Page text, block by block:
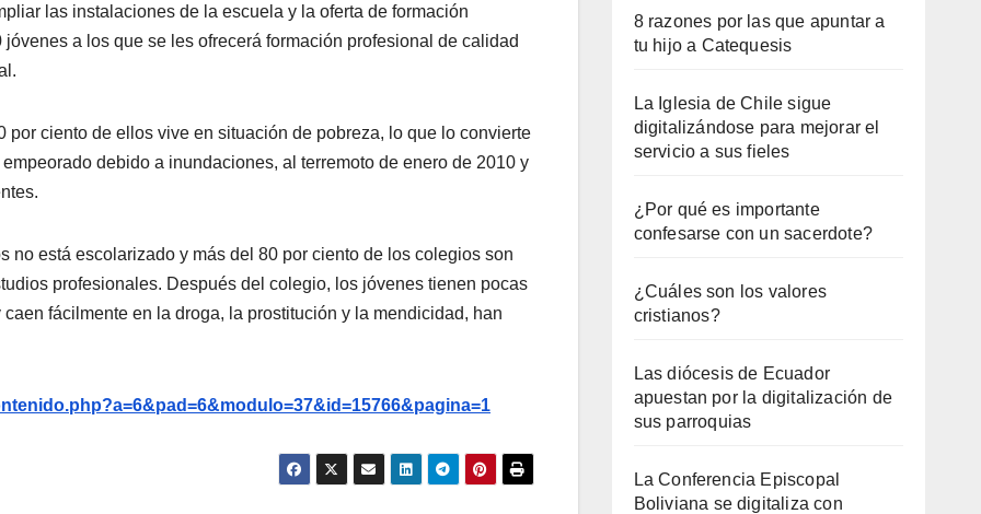
las instalaciones de la escuela y la oferta de formación
a los que se les ofrecerá formación profesional de calidad
por ciento de ellos vive en situación de pobreza, lo que lo convierte
debido a inundaciones, al terremoto de enero de 2010 y
no está escolarizado y más del 80 por ciento de los colegios son
profesionales. Después del colegio, los jóvenes tienen pocas
fácilmente en la droga, la prostitución y la mendicidad, han
8 razones por las que apuntar a
tu hijo a Catequesis
La Iglesia de Chile sigue
digitalizándose para mejorar el
servicio a sus fieles
¿Por qué es importante
confesarse con un sacerdote?
¿Cuáles son los valores
cristianos?
Las diócesis de Ecuador
apuestan por la digitalización de
sus parroquias
La Conferencia Episcopal
Boliviana se digitaliza con